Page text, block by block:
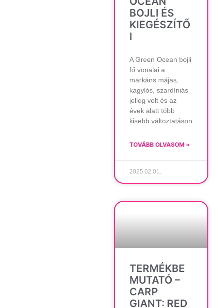
BOJLI ÉS
KIEGÉSZÍTŐ
I
A Green Ocean bojli
fő vonalai a
markáns májas,
kagylós, szardíniás
jelleg volt és az
évek alatt több
kisebb változtatáson
TOVÁBB OLVASOM »
2025.02.01.
TERMÉKBE
MUTATÓ –
CARP
GIANT: RED